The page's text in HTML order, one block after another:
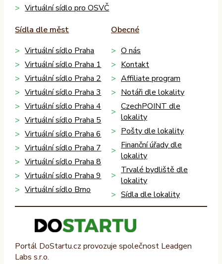
Virtuální sídlo pro OSVČ
Sídla dle měst
Virtuální sídlo Praha
Virtuální sídlo Praha 1
Virtuální sídlo Praha 2
Virtuální sídlo Praha 3
Virtuální sídlo Praha 4
Virtuální sídlo Praha 5
Virtuální sídlo Praha 6
Virtuální sídlo Praha 7
Virtuální sídlo Praha 8
Virtuální sídlo Praha 9
Virtuální sídlo Brno
Obecné
O nás
Kontakt
Affiliate program
Notáři dle lokality
CzechPOINT dle
lokality
Pošty dle lokality
Finanční úřady dle
lokality
Trvalé bydliště dle
lokality
Sídla dle lokality
Portál DoStartu.cz provozuje společnost Leadgen
Labs s.r.o.